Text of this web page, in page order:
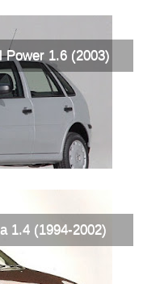
Power 1.6 (2003)
1.4 (1994-2002)